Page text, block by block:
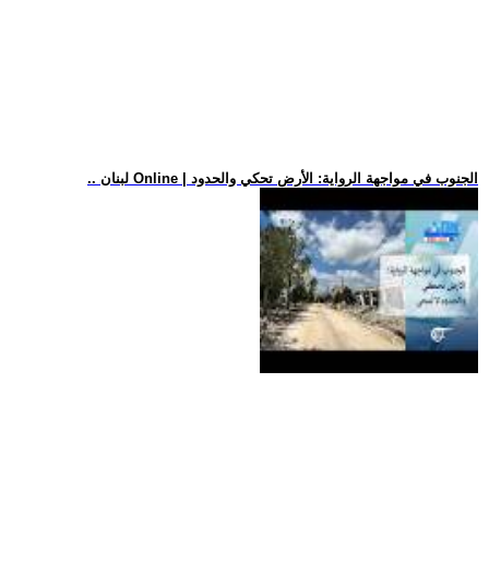
.. لبنان Online | الجنوب في مواجهة الرواية: الأرض تحكي والحدود